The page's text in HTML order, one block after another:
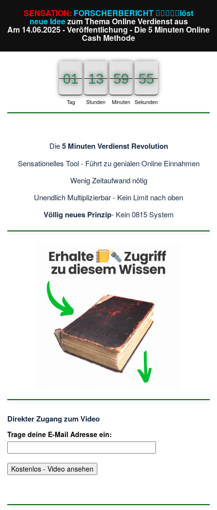
SENSATION: FORSCHERBERICHT ⛓️‍💥🔦📒🚀löst
neue Ideezum Thema Online Verdienst aus
Am 14.06.2025 - Veröffentlichung - Die 5 Minuten Online
Cash Methode
01
01
01
Tag
13
13
13
Stunden
59
59
59
Minuten
55
54
55
Sekunden
Die5 Minuten Verdienst Revolution
Sensationelles Tool - Führt zu genialen Online Einnahmen
Wenig Zeitaufwand nötig
Unendlich Multiplizierbar - Kein Limit nach oben
Völlig neues Prinzip- Kein 0815 System
Direkter Zugang zum Video
Trage deine E-Mail Adresse ein: